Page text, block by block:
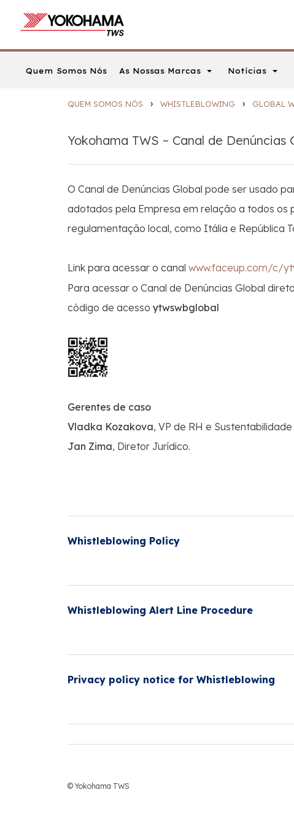
Quem Somos Nós As Nossas Marcas Notícias
QUEM SOMOS NÓS › WHISTLEBLOWING › GLOBAL
Yokohama TWS – Canal de Denúncias
O Canal de Denúncias Global pode ser usado
adotados pela Empresa em relação a todos os
regulamentação local, como Itália e República
Link para acessar o canal www.faceup.com/c/
Para acessar o Canal de Denúncias Global
código de acesso ytwswbglobal
Gerentes de caso
Vladka Kozakova, VP de RH e Sustentabilidade
Jan Zima, Diretor Jurídico.
Whistleblowing Policy
Whistleblowing Alert Line Procedure
Privacy policy notice for Whistleblowing
© Yokohama TWS